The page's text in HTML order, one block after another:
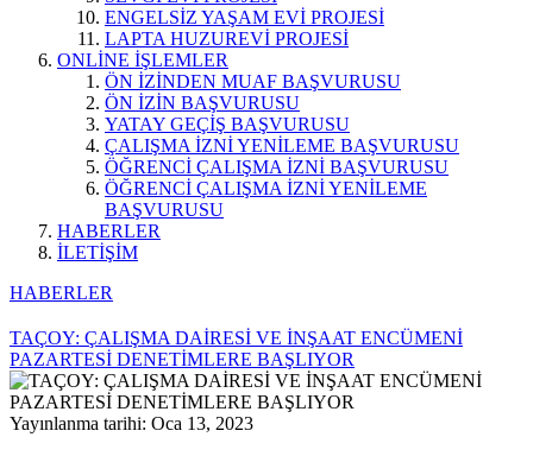
ENGELSİZ YAŞAM EVİ PROJESİ
LAPTA HUZUREVİ PROJESİ
ONLİNE İŞLEMLER
ÖN İZİNDEN MUAF BAŞVURUSU
ÖN İZİN BAŞVURUSU
YATAY GEÇİŞ BAŞVURUSU
ÇALIŞMA İZNİ YENİLEME BAŞVURUSU
ÖĞRENCİ ÇALIŞMA İZNİ BAŞVURUSU
ÖĞRENCİ ÇALIŞMA İZNİ YENİLEME
BAŞVURUSU
HABERLER
İLETİŞİM
HABERLER
TAÇOY: ÇALIŞMA DAİRESİ VE İNŞAAT ENCÜMENİ
PAZARTESİ DENETİMLERE BAŞLIYOR
Yayınlanma tarihi: Oca 13, 2023